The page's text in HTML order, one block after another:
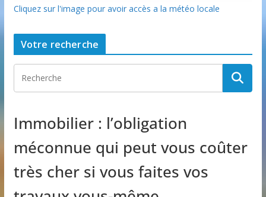
Cliquez sur l'image pour avoir accès a la météo locale
Votre recherche
Immobilier : l’obligation
méconnue qui peut vous coûter
très cher si vous faites vos